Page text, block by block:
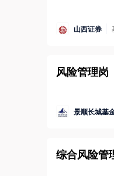
山西证券
风险管理岗
景顺长城基
综合风险管